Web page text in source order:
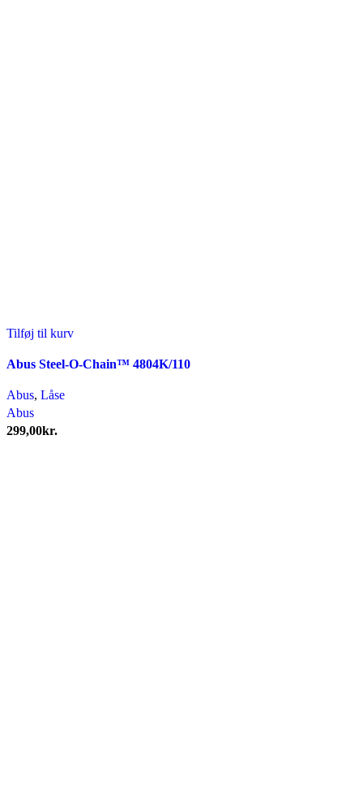
Tilføj til kurv
Abus Steel-O-Chain™ 4804K/110
Abus, Låse
Abus
299,00kr.